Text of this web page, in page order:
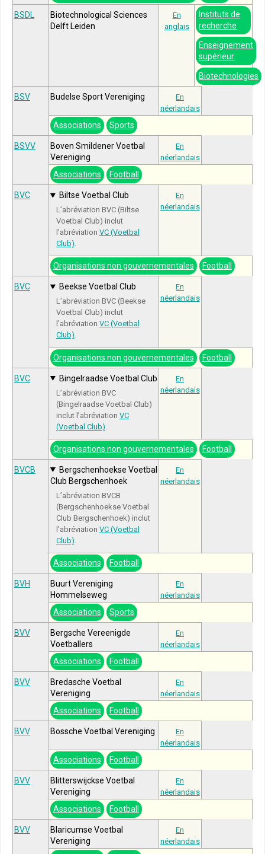
BSDL
Biotechnological Sciences
Delft Leiden
En
anglais
Instituts de
recherche
Enseignement
supérieur
Biotechnologies
BSV Budelse Sport Vereniging
En
néerlandais
Associations Sports
BSVV
Boven Smildener Voetbal
Vereniging
En
néerlandais
Associations Football
BVC Biltse Voetbal Club
L’abréviation BVC (Biltse
Voetbal Club) inclut
l’abréviation VC (Voetbal
Club).
En
néerlandais
Organisations non gouvernementales Football
BVC Beekse Voetbal Club
L’abréviation BVC (Beekse
Voetbal Club) inclut
l’abréviation VC (Voetbal
Club).
En
néerlandais
Organisations non gouvernementales Football
BVC Bingelraadse Voetbal Club
L’abréviation BVC
(Bingelraadse Voetbal Club)
inclut l’abréviation VC
(Voetbal Club)
En
néerlandais
Organisations non gouvernementales Football
BVCB
Bergschenhoekse Voetbal
Club Bergschenhoek
L’abréviation BVCB
(Bergschenhoekse Voetbal
Club Bergschenhoek) inclut
l’abréviation VC (Voetbal
Club)
En
néerlandais
Associations Football
BVH
Buurt Vereniging
Hommelseweg
En
néerlandais
Associations Sports
BVV
Bergsche Vereenigde
Voetballers
En
néerlandais
Associations Football
BVV
Bredasche Voetbal
Vereniging
En
néerlandais
Associations Football
BVV Bossche Voetbal Vereniging
En
néerlandais
Associations Football
BVV
Blitterswijckse Voetbal
Vereniging
En
néerlandais
Associations Football
BVV
Blaricumse Voetbal
Vereniging
En
néerlandais